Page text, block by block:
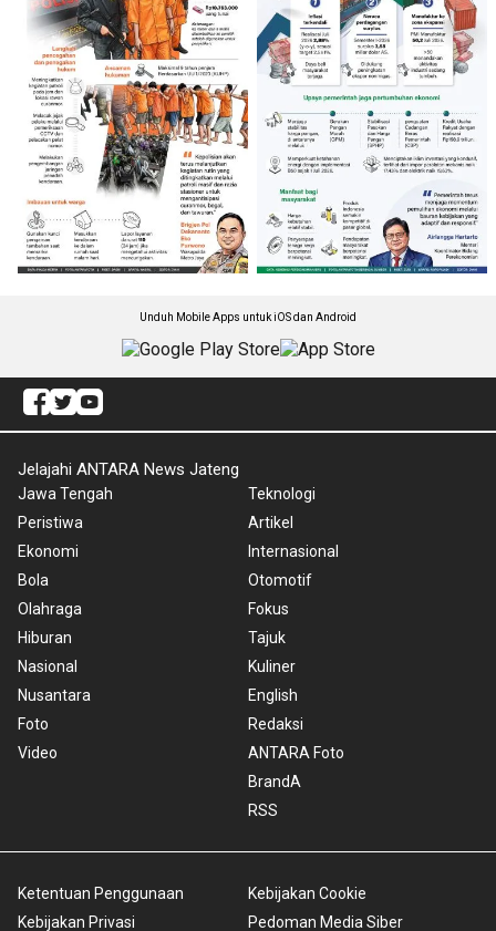
Unduh Mobile Apps untuk iOS dan Android
Jelajahi ANTARA News Jateng
Jawa Tengah
Peristiwa
Ekonomi
Bola
Olahraga
Hiburan
Nasional
Nusantara
Foto
Video
Teknologi
Artikel
Internasional
Otomotif
Fokus
Tajuk
Kuliner
English
Redaksi
ANTARA Foto
BrandA
RSS
Ketentuan Penggunaan
Kebijakan Privasi
Kebijakan Cookie
Pedoman Media Siber